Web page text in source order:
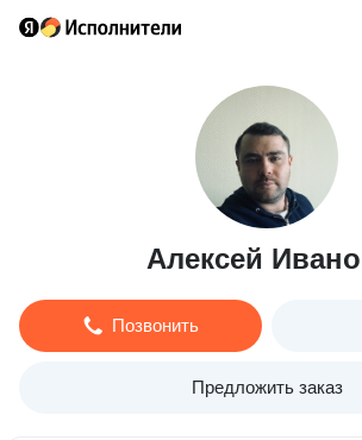
Алексей
Позвонить
Предложить заказ